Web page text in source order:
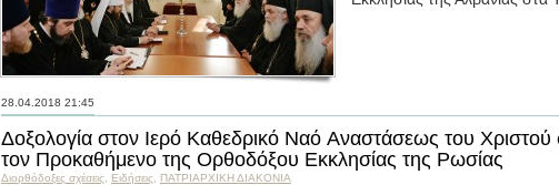
28.04.2018 21:45
Δοξολογία στον Ιερό Καθεδρικό Ναό Αναστάσεως του
τον Προκαθήμενο της Ορθοδόξου Εκκλησίας της Ρωσίας
Διορθόδοξες σχέσεις Ειδήσεις ПΑΤΡΙΑΡΧΙΚΗ ΔΙΑΚΟΝΙΑ